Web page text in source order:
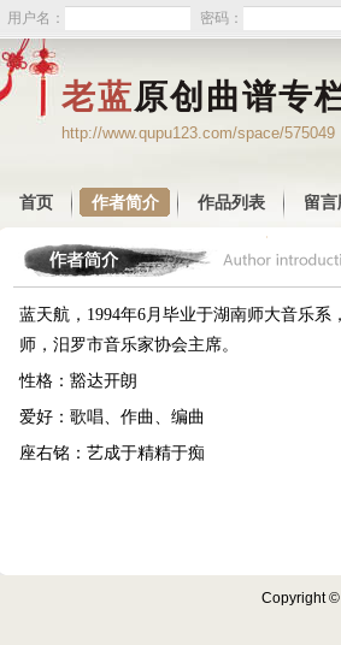
用户名： 密码：
老蓝原创曲谱专
http://www.qupu123.com/space/575049
首页 作者简介 作品列表 留言
蓝天航，1994年6月毕业于湖南师大音乐
师，汨罗市音乐家协会主席。
性格：豁达开朗
爱好：歌唱、作曲、编曲
座右铭：艺成于精精于痴
Copyright